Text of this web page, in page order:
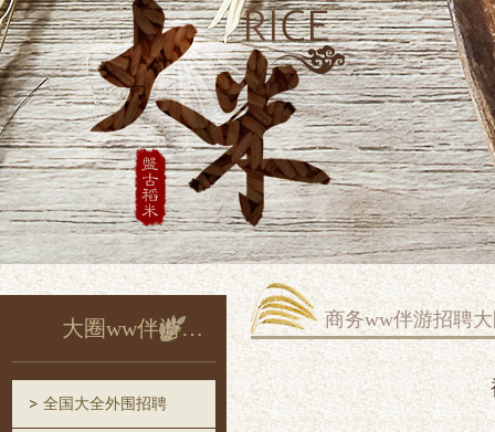
大圈ww伴游招聘
全国大全外围招聘
商务ww伴游招聘